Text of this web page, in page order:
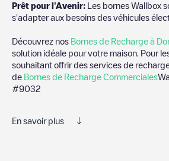
Prêt pour l'Avenir: Les bornes Wallbox
s'adapter aux besoins des véhicules
Découvrez nos Bornes de Recharge à
solution idéale pour votre maison. Pour
souhaitant offrir des services de
de Bornes de Recharge Commerciales
#9032
En savoir plus